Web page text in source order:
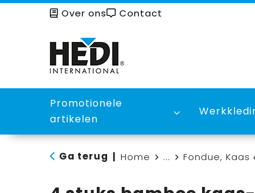
Over ons Contact
Promotionele
artikelen
Ga terug Home ... Fondue, Kaas